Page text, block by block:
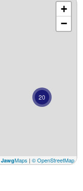
20
+
−
JawgMaps | © OpenStreetMap